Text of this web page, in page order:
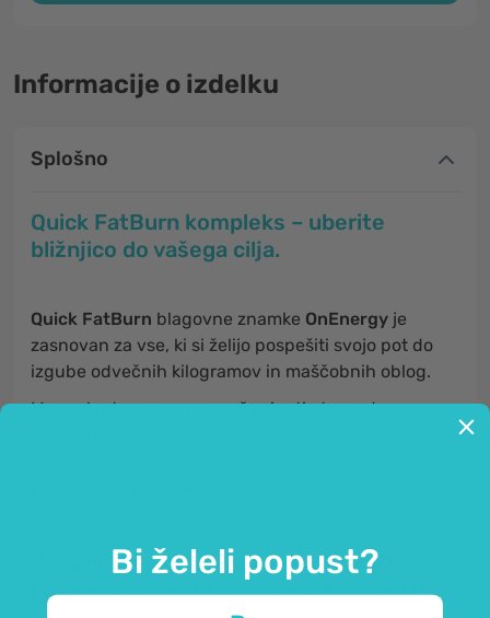
Informacije o izdelku
Splošno
Quick FatBurn kompleks – uberite
bližnjico do vašega cilja.
Quick FatBurn blagovne znamke OnEnergy je
zasnovan za vse, ki si želijo pospešiti svojo pot do
izgube odvečnih kilogramov in maščobnih oblog.
Mnogokrat se nam namreč pripeti, da med
Garcinia cambogia pomaga zavirati
kopičenje maščob in zmanjšuje apetit.
Bi želeli popust?